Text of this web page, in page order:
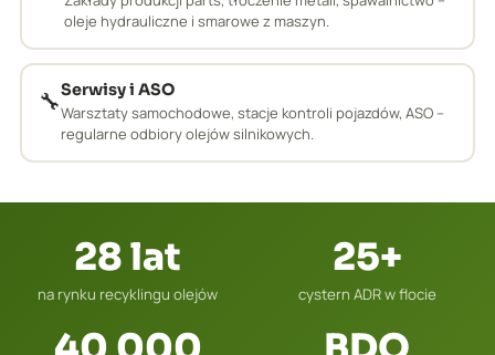
oleje hydrauliczne i smarowe z maszyn.
🔧Serwisy i ASO
Warsztaty samochodowe, stacje kontroli pojazdów, ASO –
regularne odbiory olejów silnikowych.
28 lat
na rynku recyklingu olejów
25+
cystern ADR w flocie